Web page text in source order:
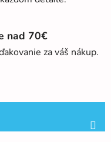
nad 70€
za váš nákup.